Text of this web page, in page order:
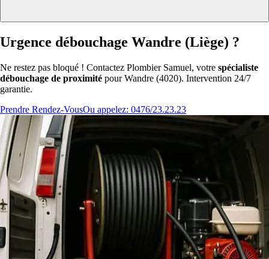
Urgence débouchage Wandre (Liège) ?
Ne restez pas bloqué ! Contactez Plombier Samuel, votre spécialiste
débouchage de proximité pour Wandre (4020). Intervention 24/7
garantie.
Prendre Rendez-VousOu appelez: 0476/23.23.23